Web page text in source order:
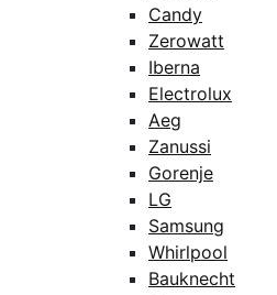
Candy
Zerowatt
Iberna
Electrolux
Aeg
Zanussi
Gorenje
LG
Samsung
Whirlpool
Bauknecht